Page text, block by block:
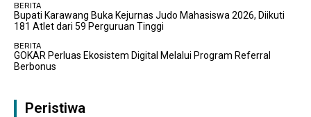
BERITA
Bupati Karawang Buka Kejurnas Judo Mahasiswa 2026, Diikuti
181 Atlet dari 59 Perguruan Tinggi
BERITA
GOKAR Perluas Ekosistem Digital Melalui Program Referral
Berbonus
Peristiwa